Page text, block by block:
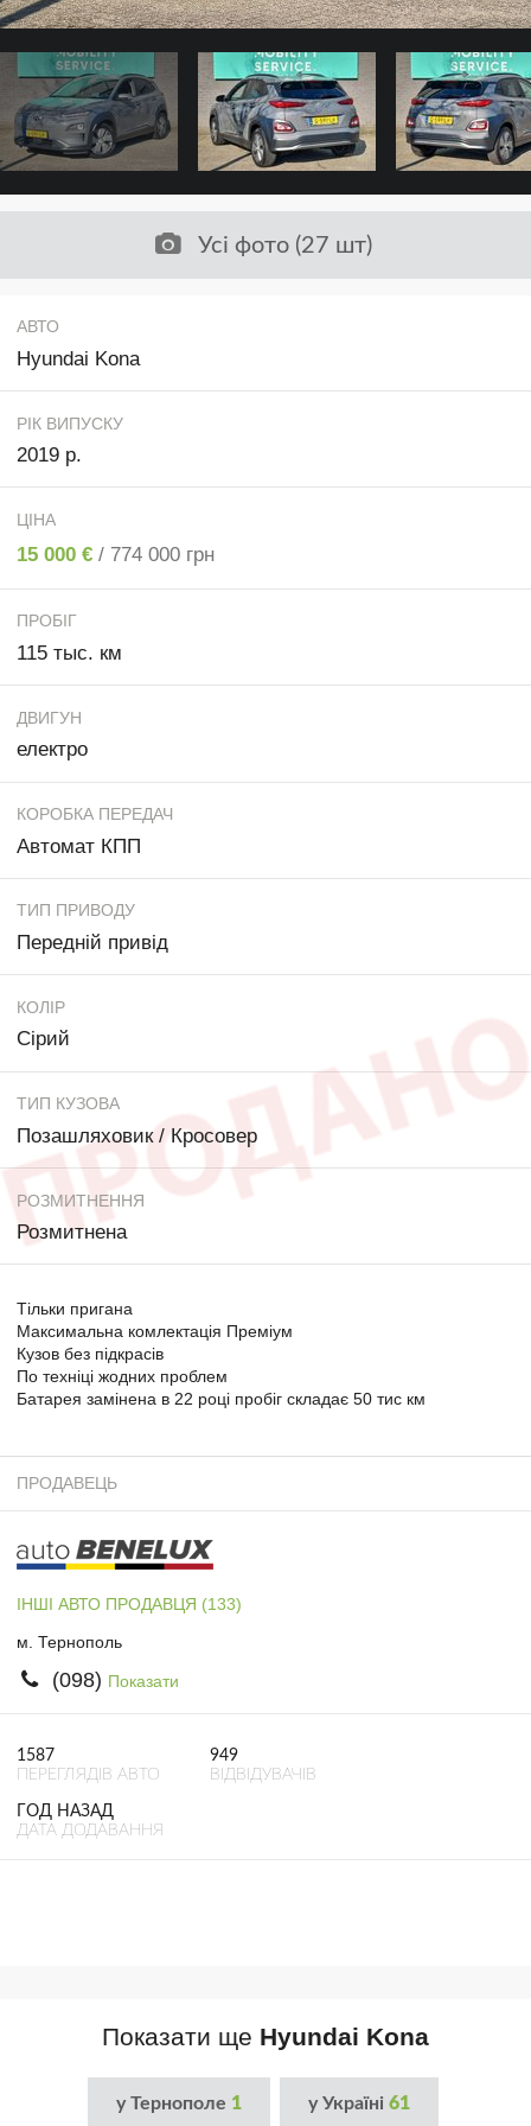
Усі фото (27 шт)
АВТО
Hyundai Kona
РІК ВИПУСКУ
2019 р.
ЦІНА
15 000 € / 774 000 грн
ПРОБІГ
115 тыс. км
ДВИГУН
електро
КОРОБКА ПЕРЕДАЧ
Автомат КПП
ТИП ПРИВОДУ
Передній привід
КОЛІР
Сірий
ТИП КУЗОВА
Позашляховик / Кросовер
РОЗМИТНЕННЯ
Розмитнена
Тільки пригана
Максимальна комлектація Преміум
Кузов без підкрасів
По техніці жодних проблем
Батарея замінена в 22 році пробіг складає 50 тис км
ПРОДАВЕЦЬ
ІНШІ АВТО ПРОДАВЦЯ (133)
м. Тернополь
(098) Показати
1587
ПЕРЕГЛЯДІВ АВТО
949
ВІДВІДУВАЧІВ
ГОД НАЗАД
ДАТА ДОДАВАННЯ
Показати ще Hyundai Kona
у Тернополе 1 у Україні 61